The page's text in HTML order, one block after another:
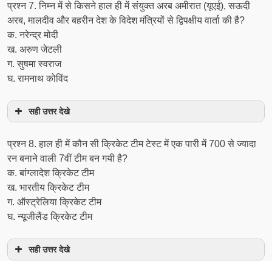
प्रश्‍न 7. निम्न में से किसने हाल ही में संयुक्त अरब अमीरात (यूएई), सऊदी
अरब, मालदीव और बहरीन देश के विदेश मंत्रियों से द्विपक्षीय वार्ता की है?
क. नरेन्द्र मोदी
ख. अरुण जेटली
ग. सुषमा स्वराज
घ. रामनाथ कोविंद
सही उत्तर देखे
प्रश्‍न 8. हाल ही में कौन सी क्रिकेट टीम टेस्ट में एक पारी में 700 से ज्यादा
रन बनाने वाली 7वीं टीम बन गयी है?
क. बांग्लादेश क्रिकेट टीम
ख. भारतीय क्रिकेट टीम
ग. ऑस्ट्रेलिया क्रिकेट टीम
घ. न्यूजीलैंड क्रिकेट टीम
सही उत्तर देखे